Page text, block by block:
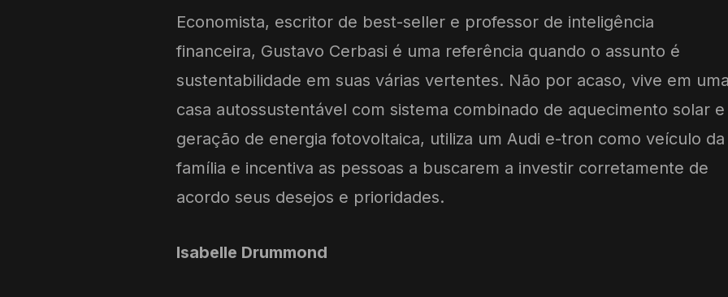
Economista, escritor de best-seller e professor de inteligência
financeira, Gustavo Cerbasi é uma referência quando o assunto é
sustentabilidade em suas várias vertentes. Não por acaso, vive em
casa autossustentável com sistema combinado de aquecimento solar e
geração de energia fotovoltaica, utiliza um Audi e-tron como veículo da
família e incentiva as pessoas a buscarem a investir corretamente de
acordo seus desejos e prioridades.
Isabelle Drummond